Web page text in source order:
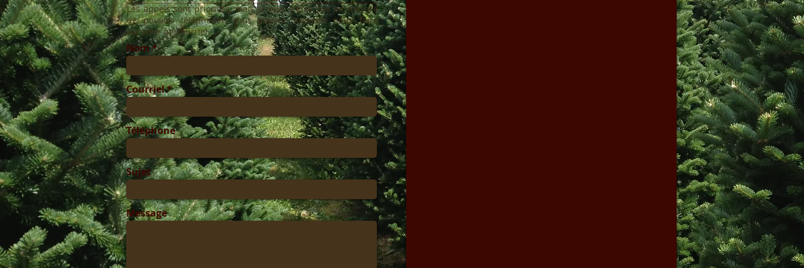
Les appels sont priorisés, mais si vous n'êtes pas en mesure
de pouvoir téléphoner, vous pouvez toujours nous faire
parvenir un courriel.
Nom
Courriel
Téléphone
Sujet
Message